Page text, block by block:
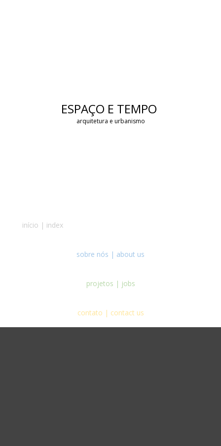
ESPAÇO E TEMPO
arquitetura e urbanismo
início | index
sobre nós | about us
projetos | jobs
contato | contact us